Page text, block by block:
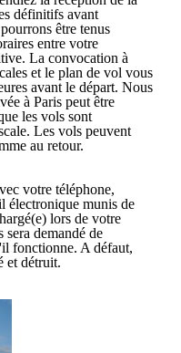
définitifs avant
être tenus
entre votre
La convocation à
et le plan de vol vous
avant le départ. Nous
à Paris peut être
les vols sont
Les vols peuvent
au retour.
votre téléphone,
électronique munis de
lors de votre
sera demandé de
fonctionne. A défaut,
et détruit.